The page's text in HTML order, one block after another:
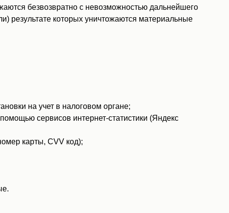
безвозвратно с невозможностью дальнейшего
результате которых уничтожаются материальные
на учет в налоговом органе;
сервисов интернет-статистики (Яндекс
карты, CVV код);